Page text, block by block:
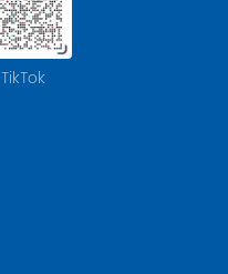
TikTok